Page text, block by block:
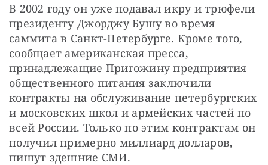
В 2002 году он уже подавал икру и трюфели
президенту Джорджу Бушу во время
саммита в Санкт-Петербурге. Кроме того,
сообщает американская пресса,
принадлежащие Пригожину предприятия
общественного питания заключили
контракты на обслуживание петербургских
и московских школ и армейских частей по
всей России. Только по этим контрактам он
получил примерно миллиард долларов,
пишут здешние СМИ.